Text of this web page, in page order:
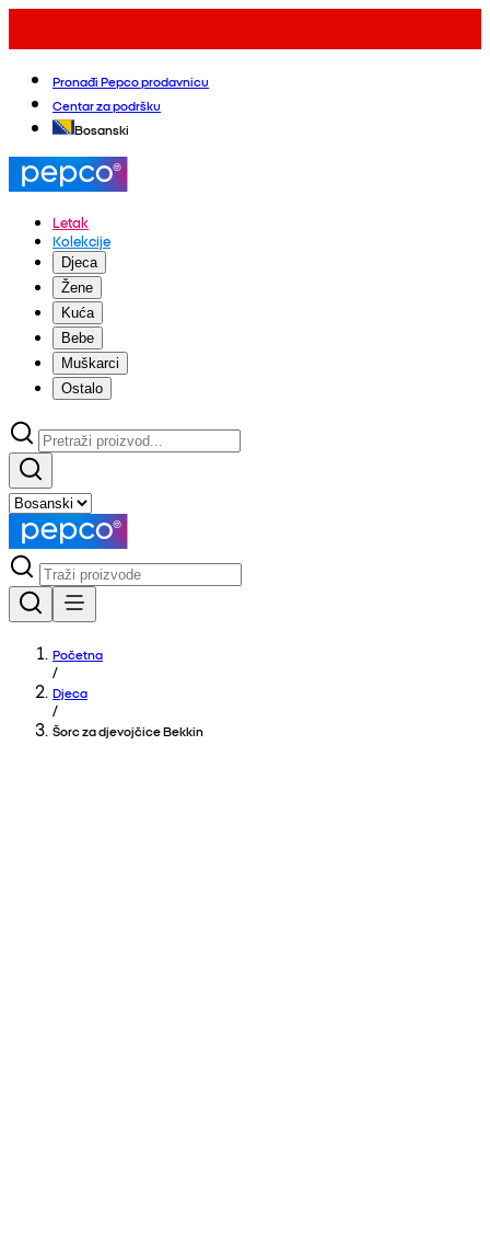
Pronađi Pepco prodavnicu
Centar za podršku
Bosanski
Letak
Kolekcije
Djeca
Žene
Kuća
Bebe
Muškarci
Ostalo
Početna
/
Djeca
/
Šorc za djevojčice Bekkin